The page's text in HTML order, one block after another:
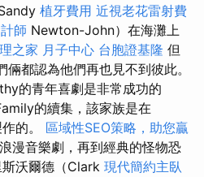
植牙費用 近視老花雷射費
師 Newton-John）在海灘上
之家 月子中心 台胞證基隆 但
都認為他們再也見不到彼此。
的青年喜劇是非常成功的
的續集，該家族是在
的。 區域性SEO策略，助您贏
漫音樂劇，再到經典的怪物恐
斯沃爾德（Clark 現代簡約主臥